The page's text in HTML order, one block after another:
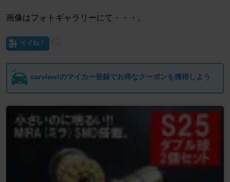
画像はフォトギャラリーにて・・・。
イイね！
carview!のマイカー登録でお得なクーポンを獲得しよう